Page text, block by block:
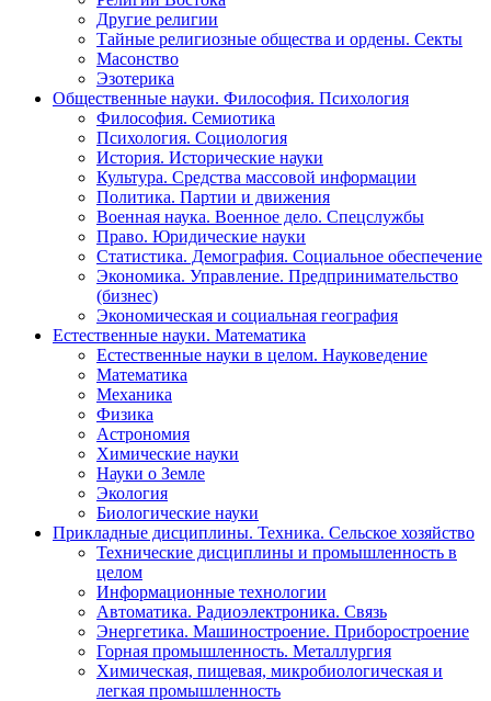
Другие религии
Тайные религиозные общества и ордены. Секты
Масонство
Эзотерика
Общественные науки. Философия. Психология
Философия. Семиотика
Психология. Социология
История. Исторические науки
Культура. Средства массовой информации
Политика. Партии и движения
Военная наука. Военное дело. Спецслужбы
Право. Юридические науки
Статистика. Демография. Социальное обеспечение
Экономика. Управление. Предпринимательство
(бизнес)
Экономическая и социальная география
Естественные науки. Математика
Естественные науки в целом. Науковедение
Математика
Механика
Физика
Астрономия
Химические науки
Науки о Земле
Экология
Биологические науки
Прикладные дисциплины. Техника. Сельское хозяйство
Технические дисциплины и промышленность в
целом
Информационные технологии
Автоматика. Радиоэлектроника. Связь
Энергетика. Машиностроение. Приборостроение
Горная промышленность. Металлургия
Химическая, пищевая, микробиологическая и
легкая промышленность